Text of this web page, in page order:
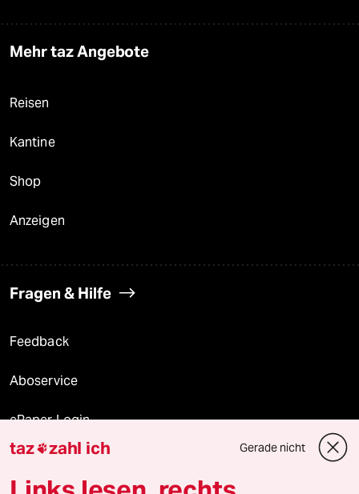
Mehr taz Angebote
Reisen
Kantine
Shop
Anzeigen
Fragen & Hilfe
Feedback
Aboservice
ePaper Login
Downloads für Abonnierende
taz zahl ich Gerade nicht